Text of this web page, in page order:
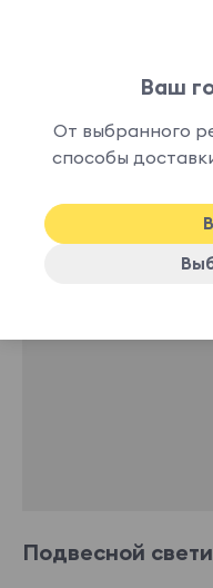
наличии
Подвесной
Ваш
От выбранного
способы